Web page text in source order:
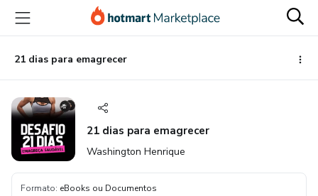
para
conteúdo
principal
para
pagamento
para
rodapé
21 dias para emagrecer
21 dias para emagrecer
Washington Henrique
Formato: eBooks ou Documentos